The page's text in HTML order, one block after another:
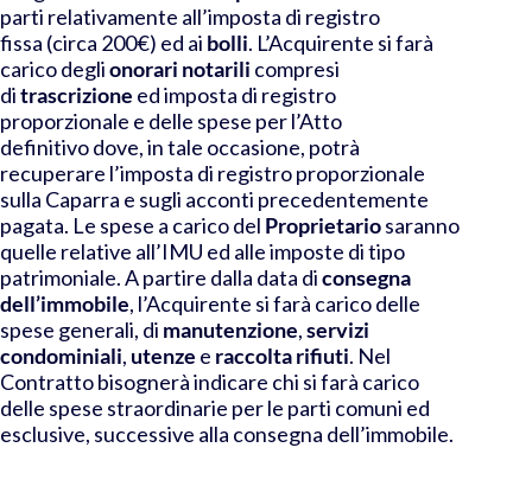
parti relativamente all’imposta di registro
fissa (circa 200€) ed ai bolli. L’Acquirente si farà
carico deglionorari notarili compresi
ditrascrizione edimposta di registro
proporzionale e delle spese per l’Atto
definitivodove, in tale occasione, potrà
recuperare l’imposta di registro proporzionale
sulla Caparra e sugli acconti precedentemente
pagata. Le spese a carico del Proprietariosaranno
quelle relative all’IMU ed alle imposte di tipo
patrimoniale.A partire dalla data diconsegna
dell’immobile, l’Acquirente si farà carico delle
spese generali, di manutenzione,servizi
condominiali, utenze e raccolta rifiuti. Nel
Contratto bisognerà indicare chi si farà carico
delle spese straordinarie per le parti comuni ed
esclusive, successive alla consegna dell’immobile.